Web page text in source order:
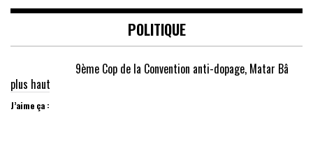
POLITIQUE
9ème Cop de la Convention anti-dopage, Matar Bâ
plus haut
J’aime ça :